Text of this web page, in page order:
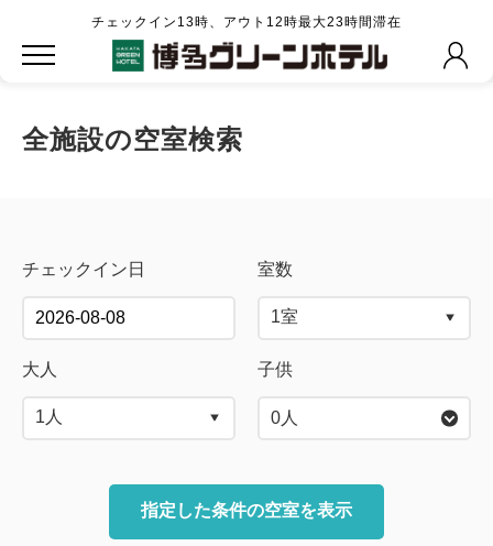
チェックイン13時、アウト12時最大23時間滞在
全施設の空室検索
チェックイン日 室数
大人 子供
0 人
指定した条件の空室を表示